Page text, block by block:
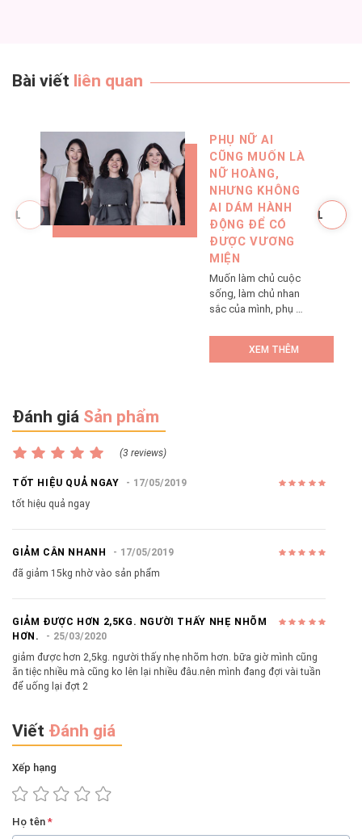
Bài viết liên quan
PHỤ NỮ AI
CŨNG MUỐN LÀ
NỮ HOÀNG,
NHƯNG KHÔNG
AI DÁM HÀNH
ĐỘNG ĐỂ CÓ
ĐƯỢC VƯƠNG
MIỆN
Muốn làm chủ cuộc
sống, làm chủ nhan
sắc của mình, phụ nữ
có trách nhiệm với
bản thân.XEM THÊM
Đánh giá Sản phẩm
(3 reviews)
TỐT HIỆU QUẢ NGAY
17/05/2019
tốt hiệu quả ngay
GIẢM CÂN NHANH
17/05/2019
đã giảm 15kg nhờ vào sản phẩm
GIẢM ĐƯỢC HƠN 2,5KG. NGƯỜI THẤY NHẸ NHÕM
HƠN.
25/03/2020
giảm được hơn 2,5kg. người thấy nhẹ nhõm hơn. bữa giờ mình cũng
ăn tiệc nhiều mà cũng ko lên lại nhiều đâu.nên mình đang đợi vài tuần
để uống lại đợt 2
Viết Đánh giá
Xếp hạng
Họ tên *